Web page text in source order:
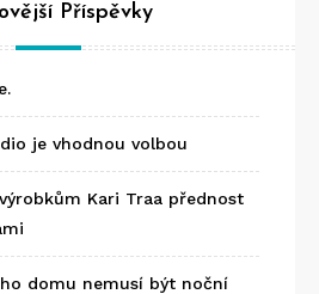
Příspěvky
je vhodnou volbou
Kari Traa přednost
domu nemusí být noční